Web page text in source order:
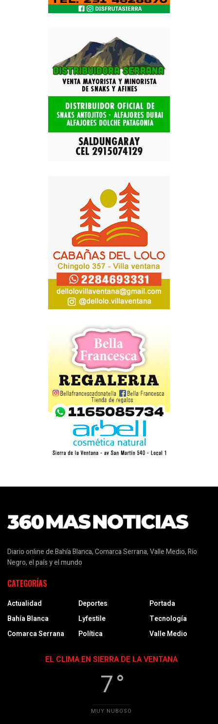
Diario online de Bahía Blanca, Comarca Serrana, Valle Medio, Río
Negro, el país y el mundo
CATEGORÍAS
Actualidad
Bahía Blanca
Comarca Serrana
Deportes
Lyfestile
Política
Portada
Tecnología
Valle Medio
EL CLIMA EN SIERRA DE LA VENTANA
7 °
MUY NUBOSO